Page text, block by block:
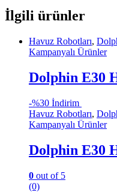
İlgili ürünler
Havuz Robotları,
Kampanyalı Ürünler
Dolphin E30
-%30 İndirim
Havuz Robotları,
Kampanyalı Ürünler
Dolphin E30
0 out of 5
(0)